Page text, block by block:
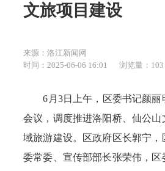
文旅项目建设
来源：洛江新闻网
时间：2025-06-06 16:01
浏览量： 103
6月3日上午，区委书记颜丽
会议，调度推进洛阳桥、仙公山
域旅游建设。区政府区长郭宁，
委常委、宣传部部长张荣伟，区